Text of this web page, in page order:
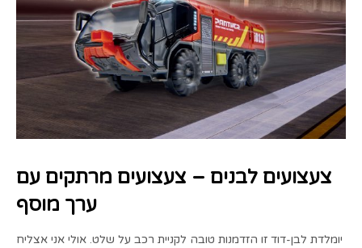
צעצועים לבנים – צעצועים מרתקים עם
ערך מוסף
יומלדת לבן-דוד זו הזדמנות טובה לקניית רכב על שלט. אולי אני אצליח